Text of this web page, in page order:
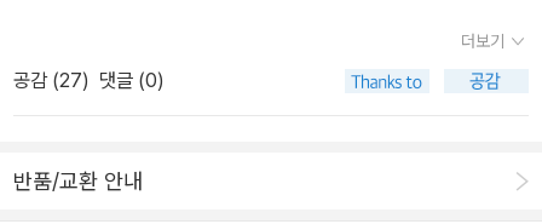
럼 돈을 모으는 것에도 관심이 없고, 사치를 부리거나 '있는 폼' 잡고
사는 것에도 관심이 없다. 성공이나 유명세 타는 것에도 그다지 관심
부라는 것에는 그다지 관심이 없긴 마찬가지이지만, 조금은 부자들에
을 타깃으로 한 지면 제작에 열을 올리던 때가 있었다. ‘위켄드’ 같은
영문 이름이나 혹은 ‘떠나자’ 어쩌구 하는 타이틀을 달고는, 중산층이
라면 적어도 이런 브랜드의 옷은 입어야 되고 주말이면 저런 레스토
틈나면 남국으로 해외여행도 떠나는 삶의 멋이 있어야 한다고 부추기
더보기
공감 (27) 댓글 (0)
반품/교환 안내